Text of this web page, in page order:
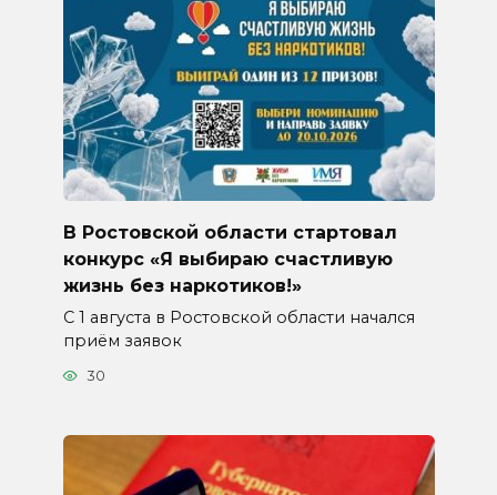
В Ростовской области стартовал
конкурс «Я выбираю счастливую
жизнь без наркотиков!»
С 1 августа в Ростовской области начался
приём заявок
30